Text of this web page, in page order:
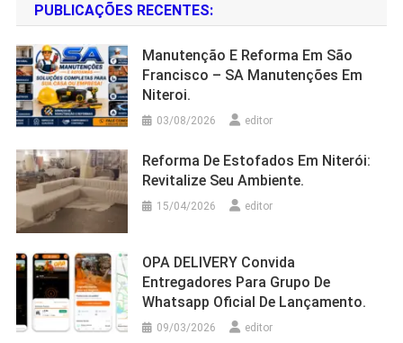
PUBLICAÇÕES RECENTES:
Manutenção E Reforma Em São
Francisco – SA Manutenções Em
Niteroi.
03/08/2026 editor
Reforma De Estofados Em Niterói:
Revitalize Seu Ambiente.
15/04/2026 editor
OPA DELIVERY Convida
Entregadores Para Grupo De
Whatsapp Oficial De Lançamento.
09/03/2026 editor